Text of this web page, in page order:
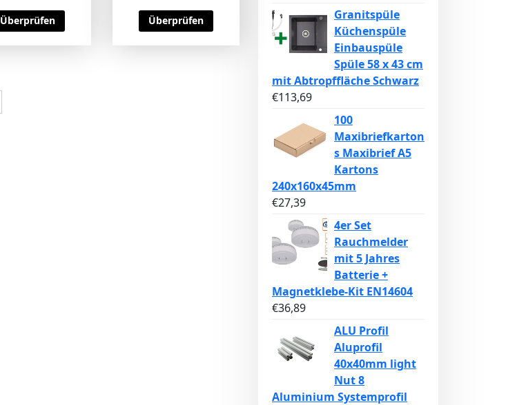
Überprüfen Überprüfen
Granitspüle
Küchenspüle
Einbauspüle
Spüle 58 x 43 cm
mit Abtropffläche Schwarz
€113,69
100
Maxibriefkarton
s Maxibrief A5
Kartons
240x160x45mm
€27,39
4er Set
Rauchmelder
mit 5 Jahres
Batterie +
Magnetklebe-Kit EN14604
€36,89
ALU Profil
Aluprofil
40x40mm light
Nut 8
Aluminium Systemprofil